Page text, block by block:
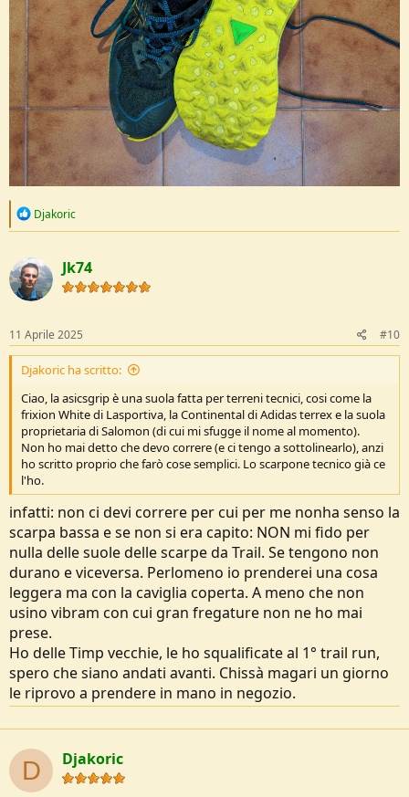
R
c
t
i
o
s
:
Djakoric
Jk74
11 Aprile 2025 #10
Djakoric ha scritto:
Ciao, la asicsgrip è una suola fatta per terreni tecnici, cosi come la
frixion White di Lasportiva, la Continental di Adidas terrex e la suola
proprietaria di Salomon (di cui mi sfugge il nome al momento).
Non ho mai detto che devo correre (e ci tengo a sottolinearlo), anzi
ho scritto proprio che farò cose semplici. Lo scarpone tecnico già ce
l'ho.
infatti: non ci devi correre per cui per me nonha senso la
scarpa bassa e se non si era capito: NON mi fido per
nulla delle suole delle scarpe da Trail. Se tengono non
durano e viceversa. Perlomeno io prenderei una cosa
leggera ma con la caviglia coperta. A meno che non
usino vibram con cui gran fregature non ne ho mai
prese.
Ho delle Timp vecchie, le ho squalificate al 1° trail run,
spero che siano andati avanti. Chissà magari un giorno
le riprovo a prendere in mano in negozio.
D Djakoric